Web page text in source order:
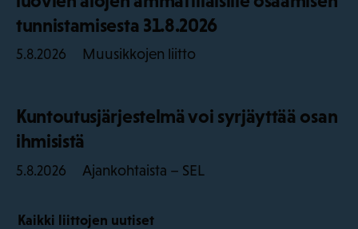
tunnistamisesta 31.8.2026
5.8.2026 Muusikkojen liitto
Kuntoutusjärjestelmä voi syrjäyttää osan
ihmisistä
5.8.2026 Ajankohtaista – SEL
Kaikki liittojen uutiset